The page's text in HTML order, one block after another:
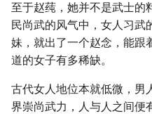
至于赵莼，她并不是武士的
民尚武的风气中，女人习武
妹，就出了一个赵念，能跟
道的女子有多稀缺。
古代女人地位本就低微，男
界崇尚武力，人与人之间便